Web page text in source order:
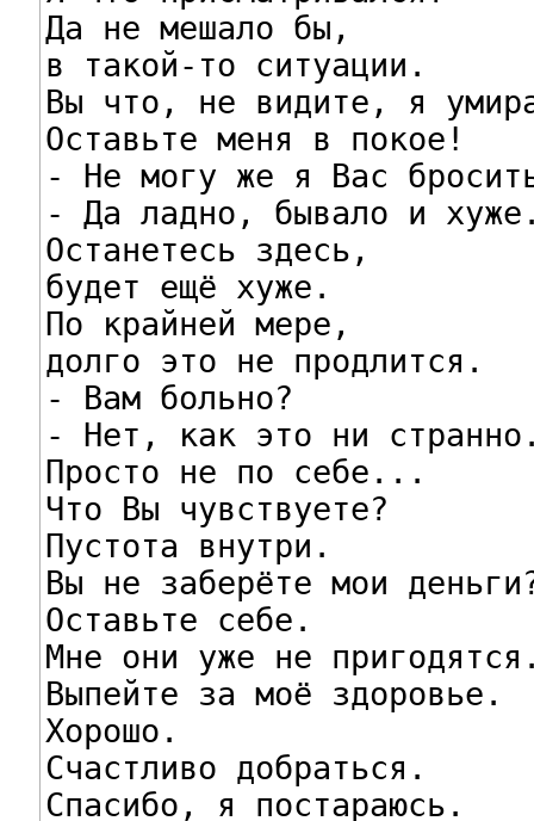
Да не мешало бы,
в такой-то ситуации.
Вы что, не видите, я
Оставьте меня в покое!
- Не могу же я Вас
- Да ладно, бывало и
Останетесь здесь,
будет ещё хуже.
По крайней мере,
долго это не продлится.
- Вам больно?
- Нет, как это ни
Просто не по себе...
Что Вы чувствуете?
Пустота внутри.
Вы не заберёте мои
Оставьте себе.
Мне они уже не
Выпейте за моё здоровье.
Хорошо.
Счастливо добраться.
Спасибо, я постараюсь.